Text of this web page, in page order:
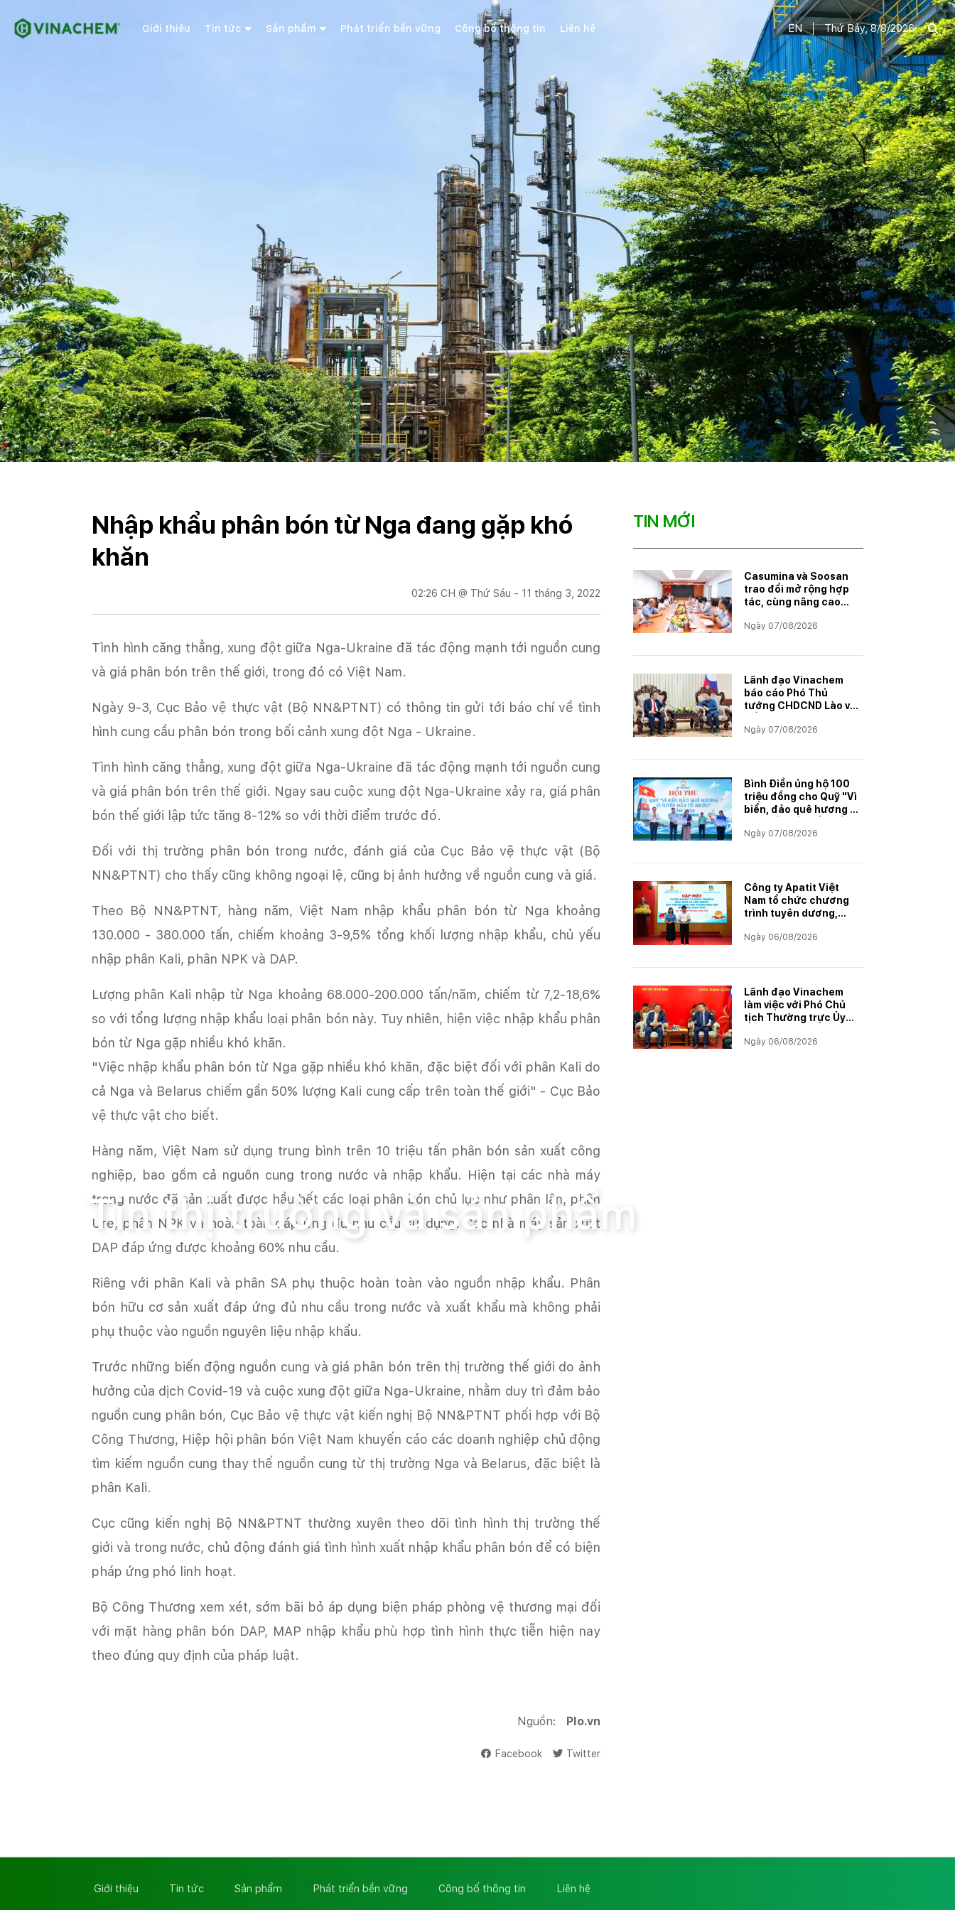
Giới thiệu Tin tức Sản phẩm Phát triển bền vững Công bố thông tin Liên hệ EN Thứ Bảy, 8/8/2026
Trang chủ Tin tức Tin thị trường và sản phẩm
Tin thị trường và sản phẩm
Nhập khẩu phân bón từ Nga đang gặp khó
khăn
02:26 CH @ Thứ Sáu - 11 tháng 3, 2022
Tình hình căng thẳng, xung đột giữa Nga-Ukraine đã tác động mạnh tới nguồn cung
và giá phân bón trên thế giới, trong đó có Việt Nam.
Ngày 9-3, Cục Bảo vệ thực vật (Bộ NN&PTNT) có thông tin gửi tới báo chí về tình
hình cung cầu phân bón trong bối cảnh xung đột Nga - Ukraine.
Tình hình căng thẳng, xung đột giữa Nga-Ukraine đã tác động mạnh tới nguồn cung
và giá phân bón trên thế giới. Ngay sau cuộc xung đột Nga-Ukraine xảy ra, giá phân
bón thế giới lập tức tăng 8-12% so với thời điểm trước đó.
Đối với thị trường phân bón trong nước, đánh giá của Cục Bảo vệ thực vật (Bộ
NN&PTNT) cho thấy cũng không ngoại lệ, cũng bị ảnh hưởng về nguồn cung và giá.
Theo Bộ NN&PTNT, hàng năm, Việt Nam nhập khẩu phân bón từ Nga khoảng
130.000 - 380.000 tấn, chiếm khoảng 3-9,5% tổng khối lượng nhập khẩu, chủ yếu
nhập phân Kali, phân NPK và DAP.
Lượng phân Kali nhập từ Nga khoảng 68.000-200.000 tấn/năm, chiếm từ 7,2-18,6%
so với tổng lượng nhập khẩu loại phân bón này. Tuy nhiên, hiện việc nhập khẩu phân
bón từ Nga gặp nhiều khó khăn.
"Việc nhập khẩu phân bón từ Nga gặp nhiều khó khăn, đặc biệt đối với phân Kali do
cả Nga và Belarus chiếm gần 50% lượng Kali cung cấp trên toàn thế giới" - Cục Bảo
vệ thực vật cho biết.
Hàng năm, Việt Nam sử dụng trung bình trên 10 triệu tấn phân bón sản xuất công
nghiệp, bao gồm cả nguồn cung trong nước và nhập khẩu. Hiện tại các nhà máy
trong nước đã sản xuất được hầu hết các loại phân bón chủ lực như phân lân, phân
Ure, phân NPK và hoàn toàn đáp ứng đủ nhu cầu sử dụng. Các nhà máy sản xuất
DAP đáp ứng được khoảng 60% nhu cầu.
Riêng với phân Kali và phân SA phụ thuộc hoàn toàn vào nguồn nhập khẩu. Phân
bón hữu cơ sản xuất đáp ứng đủ nhu cầu trong nước và xuất khẩu mà không phải
phụ thuộc vào nguồn nguyên liệu nhập khẩu.
Trước những biến động nguồn cung và giá phân bón trên thị trường thế giới do ảnh
hưởng của dịch Covid-19 và cuộc xung đột giữa Nga-Ukraine, nhằm duy trì đảm bảo
nguồn cung phân bón, Cục Bảo vệ thực vật kiến nghị Bộ NN&PTNT phối hợp với Bộ
Công Thương, Hiệp hội phân bón Việt Nam khuyến cáo các doanh nghiệp chủ động
tìm kiếm nguồn cung thay thế nguồn cung từ thị trường Nga và Belarus, đặc biệt là
phân Kali.
Cục cũng kiến nghị Bộ NN&PTNT thường xuyên theo dõi tình hình thị trường thế
giới và trong nước, chủ động đánh giá tình hình xuất nhập khẩu phân bón để có biện
pháp ứng phó linh hoạt.
Bộ Công Thương xem xét, sớm bãi bỏ áp dụng biện pháp phòng vệ thương mại đối
với mặt hàng phân bón DAP, MAP nhập khẩu phù hợp tình hình thực tiễn hiện nay
theo đúng quy định của pháp luật.
Nguồn: Plo.vn
Facebook Twitter
TIN MỚI
Casumina và Soosan
trao đổi mở rộng hợp
tác, cùng nâng cao
Ngày 07/08/2026
Lãnh đạo Vinachem
báo cáo Phó Thủ
tướng CHDCND Lào về
thác và chế biến muối
Ngày 07/08/2026
Bình Điền ủng hộ 100
triệu đồng cho Quỹ "Vì
biển, đảo quê hương -
Ngày 07/08/2026
Công ty Apatit Việt
Nam tổ chức chương
trình tuyên dương,
CBCNVNLĐ có thành
năm học 2025–2026
Ngày 06/08/2026
Lãnh đạo Vinachem
làm việc với Phó Chủ
tịch Thường trực Ủy
Nam, thúc đẩy triển
Ngày 06/08/2026
Giới thiệu Tin tức Sản phẩm Phát triển bền vững Công bố thông tin Liên hệ